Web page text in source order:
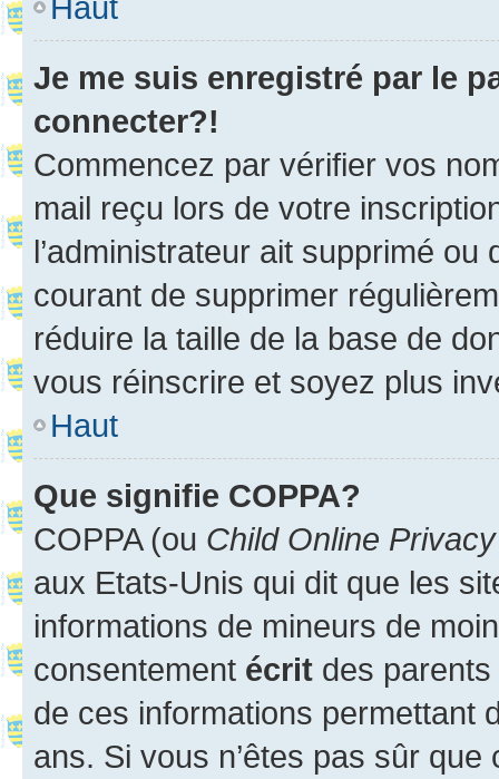
Je me suis enregistré par le
connecter?!
Commencez par vérifier vos
mail reçu lors de votre
l’administrateur ait supprimé
courant de supprimer
réduire la taille de la base de
vous réinscrire et soyez plus
Haut
Que signifie COPPA?
COPPA (ou Child Online
aux Etats-Unis qui dit que les
informations de mineurs de
consentement écrit des parents
de ces informations permettant
ans. Si vous n’êtes pas sûr